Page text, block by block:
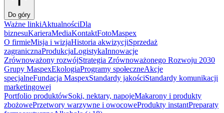
Do góry
Ważne linkiAktualnościDla
biznesuKarieraMediaKontaktFotoMaspex
O firmieMisja i wizjaHistoria akwizycjiSprzedaż
zagranicznaProdukcjaLogistykaInnowacje
Zrównoważony rozwójStrategia Zrównoważonego Rozwoju 2030
Grupy MaspexEkologiaProgramy społeczneAkcje
specjalneFundacja MaspexStandardy jakościStandardy komunikacji
marketingowej
Portfolio produktówSoki, nektary, napojeMakarony i produkty
zbożowePrzetwory warzywne i owocoweProdukty instantPreparaty